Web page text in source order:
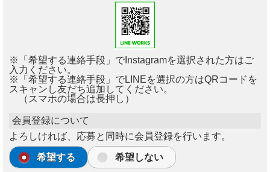
※「希望する連絡手段」でInstagramを選択された方はご
入力ください。
※「希望する連絡手段」でLINEを選択の方はQRコードを
スキャンし友だち追加してください。
（スマホの場合は長押し）
会員登録について
よろしければ、応募と同時に会員登録を行います。
希望する 希望しない